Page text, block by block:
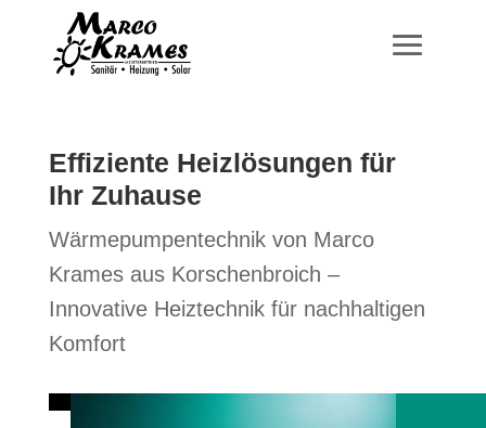
Effiziente Heizlösungen für
Ihr Zuhause
Wärmepumpentechnik von Marco
Krames aus Korschenbroich –
Innovative Heiztechnik für nachhaltigen
Komfort